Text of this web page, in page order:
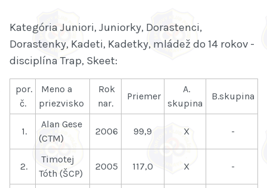
Kategória Juniori, Juniorky, Dorastenci,
Dorastenky, Kadeti, Kadetky, mládež do 14 rokov -
disciplína Trap, Skeet:
por.
č.
Meno a
priezvisko
Rok
nar.
Priemer
A.
skupina
B.skupina
1.
Alan Gese
(CTM)
2006 99,9 X -
2.
Timotej
Tóth (ŠCP)
2005 117,0 X -